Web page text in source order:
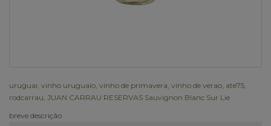
uruguai vinho uruguaio vinho de primavera vinho de verao ate75
rodcarrau JUAN CARRAU RESERVAS Sauvignon Blanc Sur Lie
breve descrição